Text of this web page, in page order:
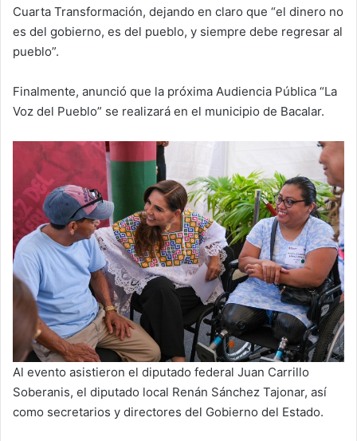
Cuarta Transformación, dejando en claro que “el dinero no
es del gobierno, es del pueblo, y siempre debe regresar al
pueblo”.
Finalmente, anunció que la próxima Audiencia Pública “La
Voz del Pueblo” se realizará en el municipio de Bacalar.
Al evento asistieron el diputado federal Juan Carrillo
Soberanis, el diputado local Renán Sánchez Tajonar, así
como secretarios y directores del Gobierno del Estado.